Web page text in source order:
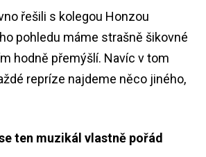
řešili s kolegou Honzou
pohledu máme strašně šikovné
hodně přemýšlí. Navíc v tom
repríze najdeme něco jiného,
ten muzikál vlastně pořád